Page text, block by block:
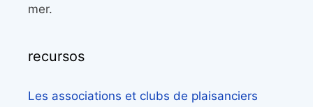
mer.
recursos
Les associations et clubs de plaisanciers